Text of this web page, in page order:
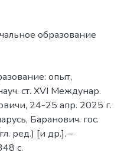
образование
опыт,
ст. XVI Междунар.
24-25 апр. 2025 г.
Баранович. гос.
ред.) [и др.]. –
с.